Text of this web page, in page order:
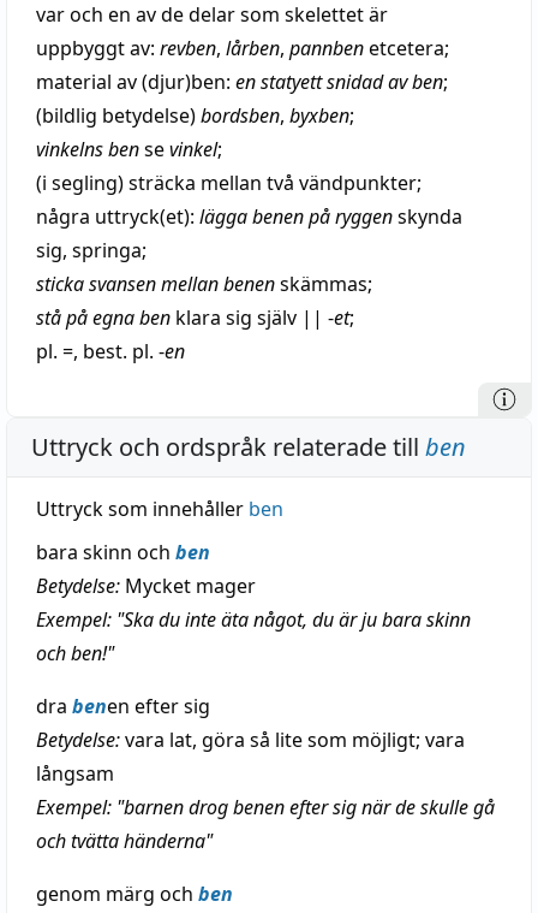
var och en av de delar som skelettet är
uppbyggt av: revben, lårben, pannbenetcetera;
material av (djur)ben: enstatyettsnidad av ben;
(bildlig betydelse)bordsben, byxben;
vinkelns bensevinkel;
(i segling)sträcka mellan två vändpunkter;
några uttryck(et): lägga benen på ryggenskynda
sig, springa;
stickasvansen mellan benenskämmas;
ståpå egna ben klara sig själv || -et;
pl. =, best. pl. -en
Uttryck och ordspråk relaterade till ben
Uttryck som innehåller ben
bara skinn och ben
Betydelse: Mycket mager
Exempel: "Ska du inte äta något, du är ju bara skinn
och ben!"
dra benen efter sig
Betydelse:vara lat, göra så lite som möjligt; vara
långsam
Exempel: "barnen drog benen efter sig när de skulle gå
och tvätta händerna"
genom märg och ben